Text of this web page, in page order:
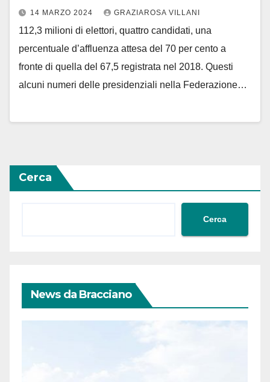
14 MARZO 2024 GRAZIAROSA VILLANI
112,3 milioni di elettori, quattro candidati, una
percentuale d’affluenza attesa del 70 per cento a
fronte di quella del 67,5 registrata nel 2018. Questi
alcuni numeri delle presidenziali nella Federazione…
Cerca
Cerca
News da Bracciano